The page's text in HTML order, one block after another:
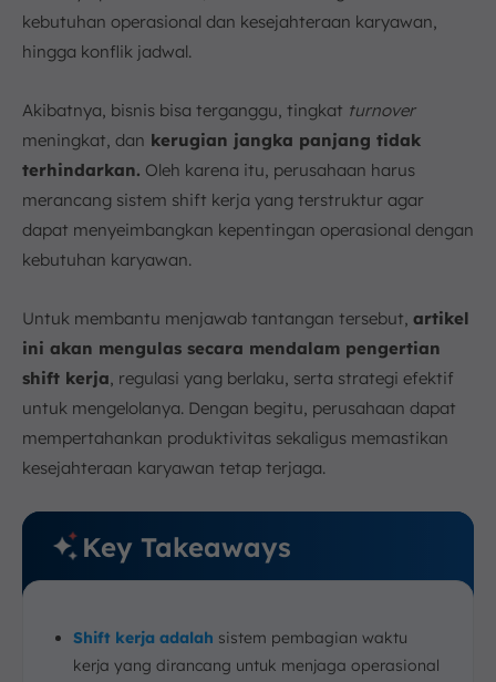
c. 4 Grup 3 Shift
7. Manfaat Penerapan Shift Kerja bagi Perusahaan
dan Karyawan
Operasional
b. Peningkatan Layanan Pelanggan
c. Fleksibilitas bagi Karyawan
d. Peluang Tambahan Penghasilan
8. Tantangan dan Risiko Penerapan Shift Kerja
a. Dampak Kesehatan dan Kesejahteraan
b. Penurunan Kinerja dan Peningkatan Risiko
Kesalahan
c. Kesulitan dalam Koordinasi dan Komunikasi Tim
d. Tingkat Turnover yang Tinggi
9. Kesimpulan
FAQ:
kebutuhan operasional dan kesejahteraan karyawan,
hingga konflik jadwal.
Akibatnya, bisnis bisa terganggu, tingkat turnover
meningkat, dan kerugian jangka panjang tidak
terhindarkan. Oleh karena itu, perusahaan harus
merancang sistem shift kerja yang terstruktur agar
dapat menyeimbangkan kepentingan operasional dengan
kebutuhan karyawan.
Untuk membantu menjawab tantangan tersebut, artikel
ini akan mengulas secara mendalam pengertian
shift kerja, regulasi yang berlaku, serta strategi efektif
untuk mengelolanya. Dengan begitu, perusahaan dapat
mempertahankan produktivitas sekaligus memastikan
kesejahteraan karyawan tetap terjaga.
Key Takeaways
Shift kerja adalah sistem pembagian waktu
kerja yang dirancang untuk menjaga operasional